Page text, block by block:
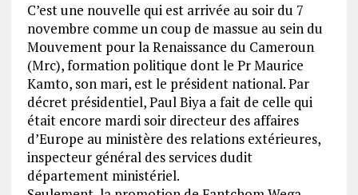
C’est une nouvelle qui est arrivée au soir du 7
novembre comme un coup de massue au sein du
Mouvement pour la Renaissance du Cameroun
(Mrc), formation politique dont le Pr Maurice
Kamto, son mari, est le président national. Par
décret présidentiel, Paul Biya a fait de celle qui
était encore mardi soir directeur des affaires
d’Europe au ministère des relations extérieures,
inspecteur général des services dudit
département ministériel.